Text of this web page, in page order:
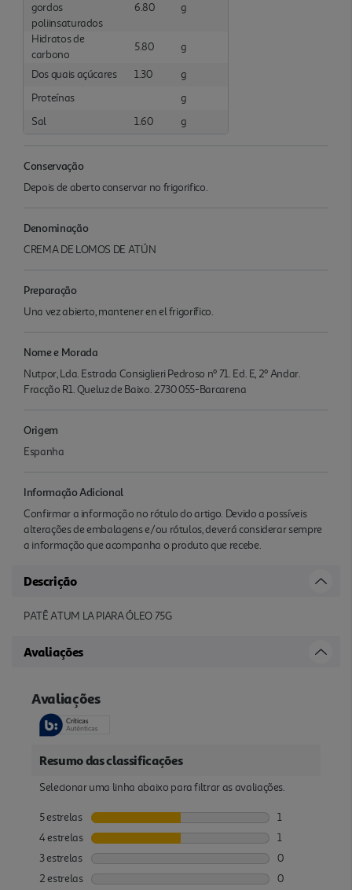
gordos
poliinsaturados
6.80 g
Hidratos de
carbono
5.80 g
Dos quais açúcares 1.30
g
Proteínas
g
Sal
1.60 g
Conservação
Depois de aberto conservar no frigorifico.
Denominação
CREMA DE LOMOS DE ATÚN
Preparação
Una vez abierto, mantener en el frigorífico.
Nome e Morada
Nutpor, Lda. Estrada Consiglieri Pedroso nº 71. Ed. E, 2º Andar.
Fracção R1. Queluz de Baixo. 2730 055-Barcarena
Origem
Espanha
Informação Adicional
Confirmar a informação no rótulo do artigo. Devido a possíveis
alterações de embalagens e/ou rótulos, deverá considerar sempre
a informação que acompanha o produto que recebe.
Descrição
PATÊ ATUM LA PIARA ÓLEO 75G
Avaliações